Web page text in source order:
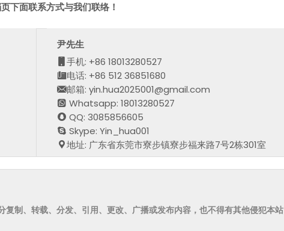
下面联系方式与我们联络！
尹先生
手机: +86 18013280527
电话: +86 512 36851680
邮箱: yin.hua2025001@gmail.com
Whatsapp: 18013280527
QQ: 3085856605
Skype: Yin_hua001
地址: 广东省东莞市寮步镇寮步福来路7号2栋301室
制、转载、分发、引用、更改、广播或发布内容，也不得有其他侵犯本站